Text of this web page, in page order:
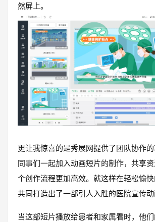
然屏上。
更让我惊喜的是秀展网提供了团队协作
同事们一起加入动画短片的制作，共享
个创作流程更加高效。就这样在轻松愉
共同打造出了一部引人入胜的医院宣传动
当这部短片播放给患者和家属看时，他